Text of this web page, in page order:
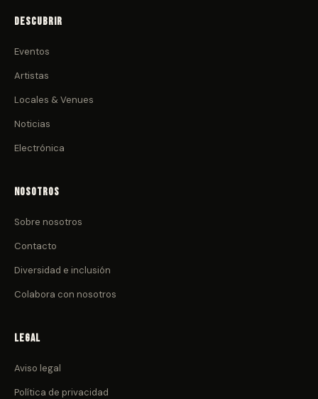
Descubrir
Eventos
Artistas
Locales & Venues
Noticias
Electrónica
Nosotros
Sobre nosotros
Contacto
Diversidad e inclusión
Colabora con nosotros
Legal
Aviso legal
Política de privacidad